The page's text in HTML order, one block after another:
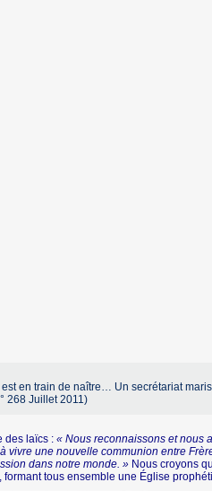
en train de naître… Un secrétariat
268 Juillet 2011)
des laïcs : « Nous reconnaissons et nous
vivre une nouvelle communion entre
dans notre monde. »Nous croyons
tous ensemble une Église